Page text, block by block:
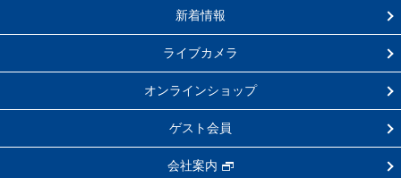
新着情報
ライブカメラ
オンラインショップ
ゲスト会員
会社案内